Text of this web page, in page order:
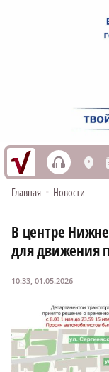
h L
Главная • Новости
В центре
для движения
10:33, 01.05.2026